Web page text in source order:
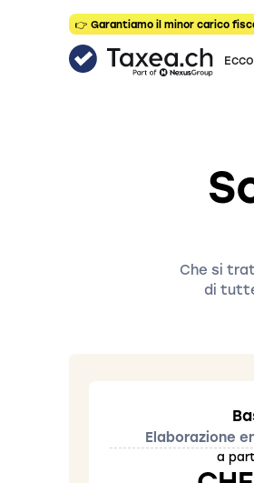
👉 Garantiamo il minor carico
Che si
di
Elaborazione
a